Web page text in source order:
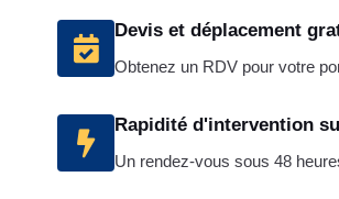
Devis et déplacement
Obtenez un RDV pour votre
Rapidité d'intervention
Un rendez-vous sous 48